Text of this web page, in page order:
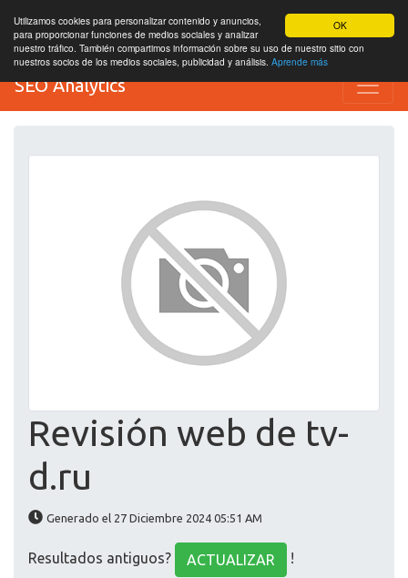
OK
Utilizamos cookies para personalizar contenido y anuncios,
para proporcionar funciones de medios sociales y analizar
nuestro tráfico. También compartimos información sobre su uso de nuestro sitio con
nuestros socios de los medios sociales, publicidad y análisis. Aprende más
SEO Analytics
Revisión web de tv-
d.ru
Generado el 27 Diciembre 2024 05:51 AM
Resultados antiguos? ACTUALIZAR !